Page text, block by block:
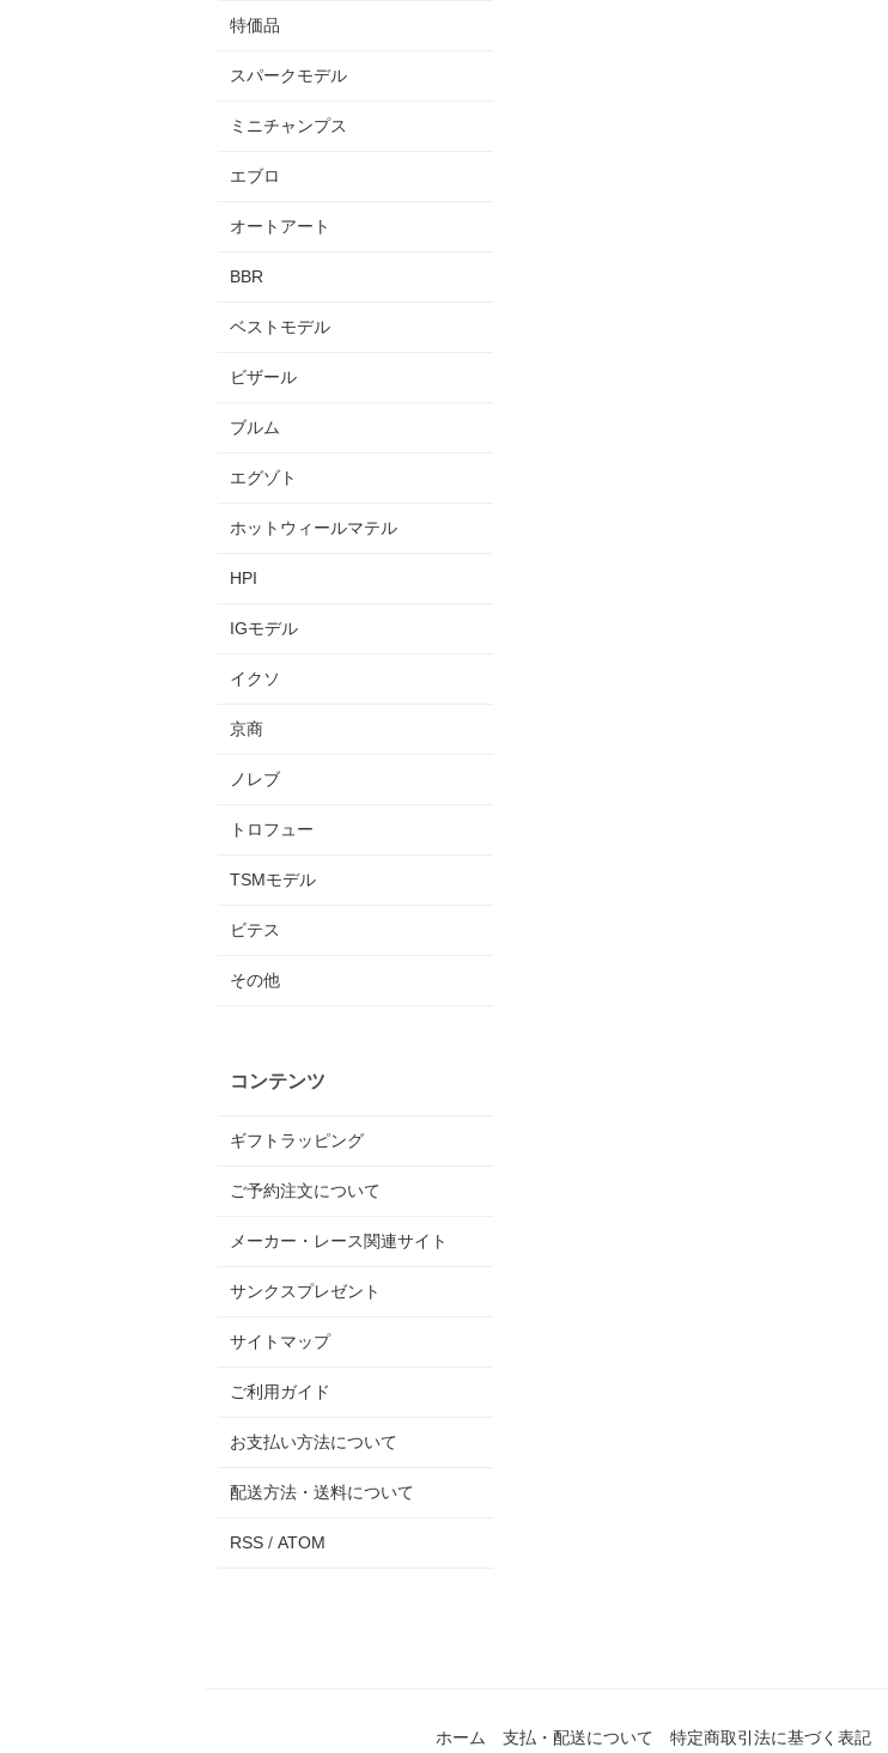
特価品
スパークモデル
ミニチャンプス
エブロ
オートアート
BBR
ベストモデル
ビザール
ブルム
エグゾト
ホットウィールマテル
HPI
IGモデル
イクソ
京商
ノレブ
トロフュー
TSMモデル
ビテス
その他
コンテンツ
ギフトラッピング
ご予約注文について
メーカー・レース関連サイト
サンクスプレゼント
サイトマップ
ご利用ガイド
お支払い方法について
配送方法・送料について
RSS / ATOM
ホーム 支払・配送について 特定商取引法に基づく表記